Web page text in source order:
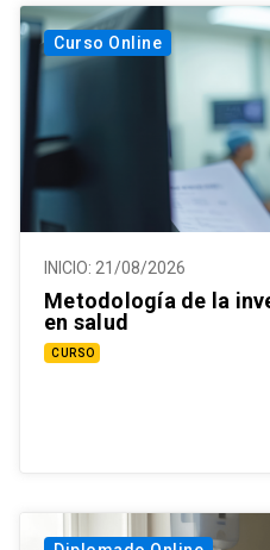
Curso Online
INICIO: 21/08/2026
Metodología de la
en salud
CURSO